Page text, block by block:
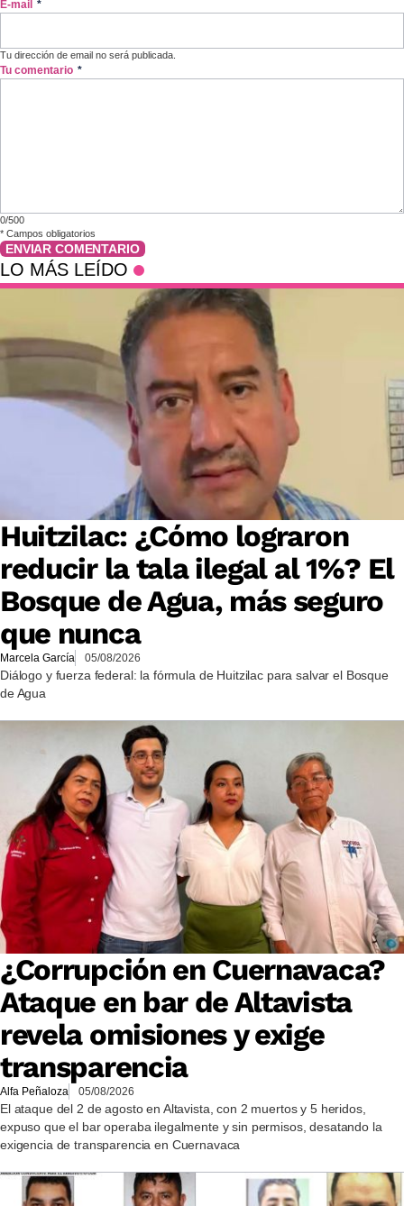
E-mail *
Tu dirección de email no será publicada.
Tu comentario *
0/500
* Campos obligatorios
ENVIAR COMENTARIO
LO MÁS LEÍDO
Huitzilac: ¿Cómo lograron
reducir la tala ilegal al 1%? El
Bosque de Agua, más seguro
que nunca
Marcela García 05/08/2026
Diálogo y fuerza federal: la fórmula de Huitzilac para salvar el Bosque
de Agua
¿Corrupción en Cuernavaca?
Ataque en bar de Altavista
revela omisiones y exige
transparencia
Alfa Peñaloza 05/08/2026
El ataque del 2 de agosto en Altavista, con 2 muertos y 5 heridos,
expuso que el bar operaba ilegalmente y sin permisos, desatando la
exigencia de transparencia en Cuernavaca